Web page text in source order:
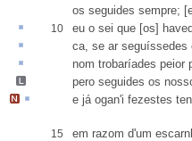
os seguides sempre;
10
eu o sei que [os]
ca, se ar seguíssedes
nom trobaríades peior
pero seguides os
e já ogan'i fezestes
15
em razom d'um